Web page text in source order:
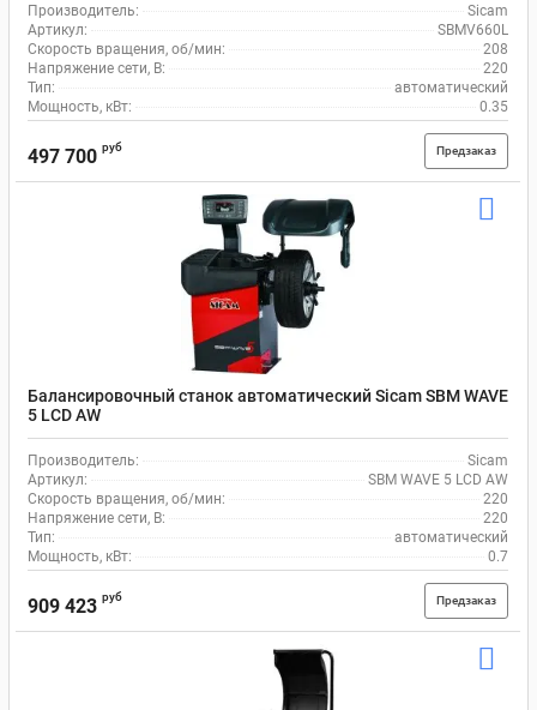
Производитель:
Sicam
Артикул:
SBMV660L
Скорость вращения, об/мин:
208
Напряжение сети, В:
220
Тип:
автоматический
Мощность, кВт:
0.35
497 700 руб Предзаказ
Балансировочный станок автоматический Sicam SBM WAVE
5 LCD AW
Производитель:
Sicam
Артикул:
SBM WAVE 5 LCD AW
Скорость вращения, об/мин:
220
Напряжение сети, В:
220
Тип:
автоматический
Мощность, кВт:
0.7
909 423 руб Предзаказ